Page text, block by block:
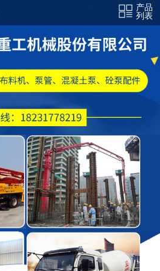
CIFA 配件
通
产品
列表